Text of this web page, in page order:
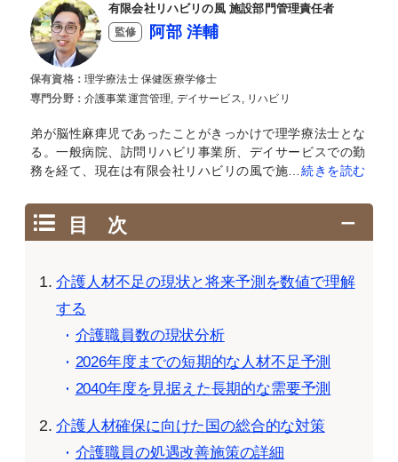
有限会社リハビリの風 施設部門管理責任者
監修 阿部 洋輔
保有資格： 理学療法士 保健医療学修士
専門分野： 介護事業運営管理, デイサービス, リハビリ
弟が脳性麻痺児であったことがきっかけで理学療法士とな
る。一般病院、訪問リハビリ事業所、デイサービスでの勤
務を経て、現在は有限会社リハビリの風で施…続きを読む
目 次
介護人材不足の現状と将来予測を数値で理解
する
介護職員数の現状分析
2026年度までの短期的な人材不足予測
2040年度を見据えた長期的な需要予測
介護人材確保に向けた国の総合的な対策
介護職員の処遇改善施策の詳細